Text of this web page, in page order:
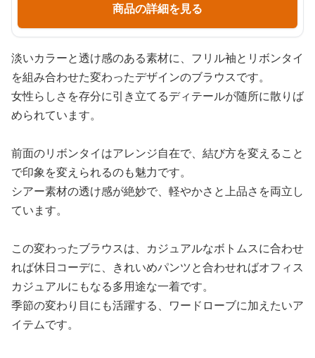
商品の詳細を見る
淡いカラーと透け感のある素材に、フリル袖とリボンタイ
を組み合わせた変わったデザインのブラウスです。
女性らしさを存分に引き立てるディテールが随所に散りば
められています。
前面のリボンタイはアレンジ自在で、結び方を変えること
で印象を変えられるのも魅力です。
シアー素材の透け感が絶妙で、軽やかさと上品さを両立し
ています。
この変わったブラウスは、カジュアルなボトムスに合わせ
れば休日コーデに、きれいめパンツと合わせればオフィス
カジュアルにもなる多用途な一着です。
季節の変わり目にも活躍する、ワードローブに加えたいア
イテムです。